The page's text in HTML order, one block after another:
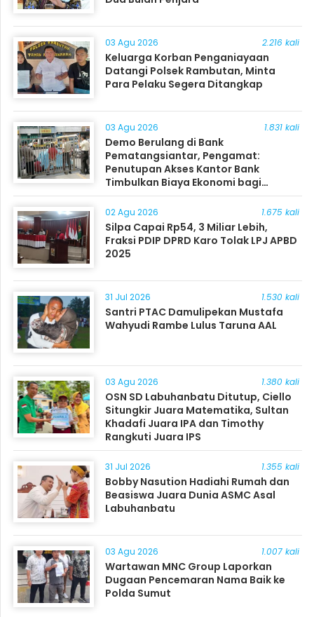
03 Agu 2026 2.216 kali
Keluarga Korban Penganiayaan
Datangi Polsek Rambutan, Minta
Para Pelaku Segera Ditangkap
03 Agu 2026 1.831 kali
Demo Berulang di Bank
Pematangsiantar, Pengamat:
Penutupan Akses Kantor Bank
Timbulkan Biaya Ekonomi bagi
Masyarakat
02 Agu 2026 1.675 kali
Silpa Capai Rp54, 3 Miliar Lebih,
Fraksi PDIP DPRD Karo Tolak LPJ APBD
2025
31 Jul 2026 1.530 kali
Santri PTAC Damulipekan Mustafa
Wahyudi Rambe Lulus Taruna AAL
03 Agu 2026 1.380 kali
OSN SD Labuhanbatu Ditutup, Ciello
Situngkir Juara Matematika, Sultan
Khadafi Juara IPA dan Timothy
Rangkuti Juara IPS
31 Jul 2026 1.355 kali
Bobby Nasution Hadiahi Rumah dan
Beasiswa Juara Dunia ASMC Asal
Labuhanbatu
03 Agu 2026 1.007 kali
Wartawan MNC Group Laporkan
Dugaan Pencemaran Nama Baik ke
Polda Sumut